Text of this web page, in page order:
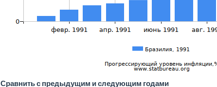
Сравнить с предыдущим и следующим годами